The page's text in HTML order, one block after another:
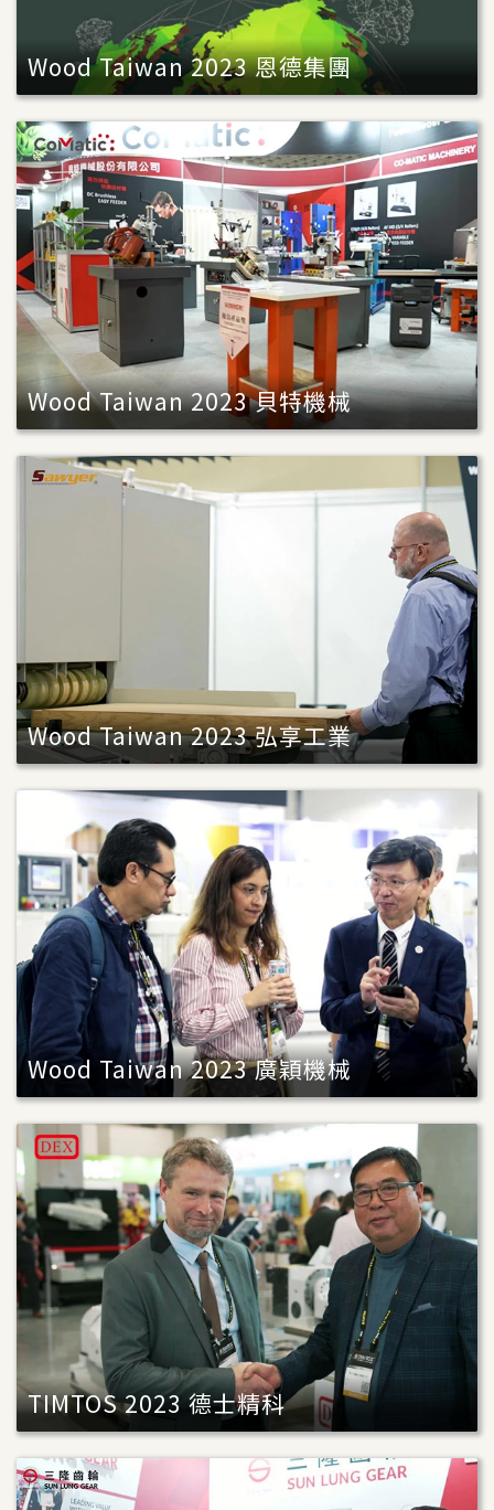
Wood Taiwan 2023 恩德集團
Wood Taiwan 2023 貝特機械
Wood Taiwan 2023 弘享工業
Wood Taiwan 2023 廣穎機械
TIMTOS 2023 德士精科